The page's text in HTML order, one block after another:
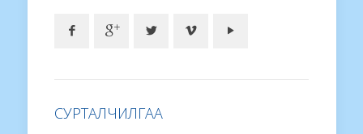
СУРТАЛЧИЛГАА